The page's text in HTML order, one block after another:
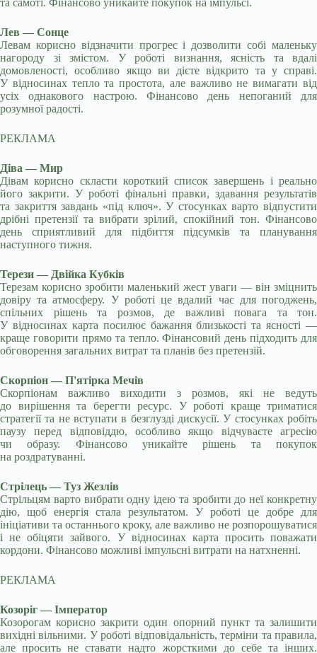
та самоті. Фінансово уникайте покупок на імпульсі.
Лев — Сонце
Левам корисно відзначити прогрес і дозволити собі маленьку
нагороду зі змістом. У роботі визнання, ясність та вдалі
домовленості, особливо якщо ви дієте відкрито та у справі.
У відносинах тепло та простота, але важливо не вимагати від
усіх однакового настрою. Фінансово день непоганий для
розумної радості.
РЕКЛАМА
Діва — Мир
Дівам корисно скласти короткий список завершень і реально
його закрити. У роботі фінальні правки, здавання результатів
та закриття завдань «під ключ». У стосунках варто відпустити
дрібні претензії та вибрати зрілий, спокійний тон. Фінансово
день сприятливий для підбиття підсумків та планування
наступного тижня.
Терези — Двійка Кубків
Терезам корисно зробити маленький жест уваги — він зміцнить
довіру та атмосферу. У роботі це вдалий час для погоджень,
спільних рішень та розмов, де важливі повага та тон.
У відносинах карта посилює бажання близькості та ясності —
краще говорити прямо та тепло. Фінансовий день підходить для
обговорення загальних витрат та планів без претензій.
Скорпіон — П'ятірка Мечів
Скорпіонам важливо виходити з розмов, які не ведуть
до вирішення та берегти ресурс. У роботі краще триматися
стратегії та не вступати в безглузді дискусії. У стосунках робіть
паузу перед відповіддю, особливо якщо відчуваєте агресію
чи образу. Фінансово уникайте рішень та покупок
на роздратуванні.
Стрілець — Туз Жезлів
Стрільцям варто вибрати одну ідею та зробити до неї конкретну
дію, щоб енергія стала результатом. У роботі це добре для
ініціативи та останнього кроку, але важливо не розпорошуватися
і не обіцяти зайвого. У відносинах карта просить поважати
кордони. Фінансово можливі імпульсні витрати на натхненні.
РЕКЛАМА
Козоріг — Імператор
Козорогам корисно закрити один опорний пункт та залишити
вихідні вільними. У роботі відповідальність, терміни та правила,
але просить не ставати надто жорсткими до себе та інших.